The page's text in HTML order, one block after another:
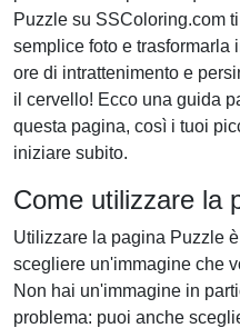
Puzzle su SSColoring.com
semplice foto e trasformarla
ore di intrattenimento e
il cervello! Ecco una guida
questa pagina, così i tuoi
iniziare subito.
Come utilizzare la
Utilizzare la pagina Puzzle
scegliere un'immagine che
Non hai un'immagine in
problema: puoi anche